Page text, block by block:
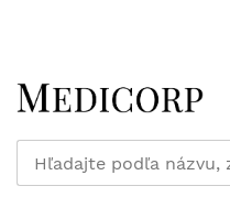
to
Content